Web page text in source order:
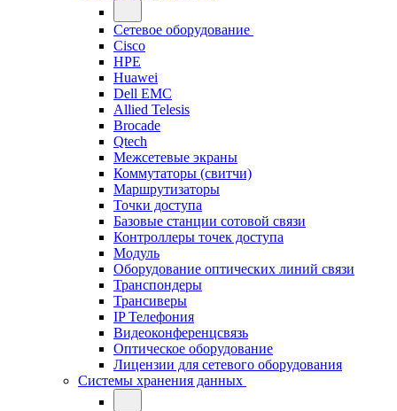
Сетевое оборудование
Cisco
HPE
Huawei
Dell EMC
Allied Telesis
Brocade
Qtech
Межсетевые экраны
Коммутаторы (свитчи)
Маршрутизаторы
Точки доступа
Базовые станции сотовой связи
Контроллеры точек доступа
Модуль
Оборудование оптических линий связи
Транспондеры
Трансиверы
IP Телефония
Видеоконференцсвязь
Оптическое оборудование
Лицензии для сетевого оборудования
Системы хранения данных